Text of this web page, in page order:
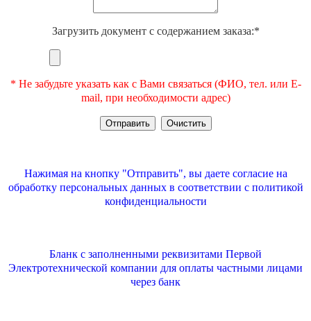
Загрузить документ с содержанием заказа:*
* Не забудьте указать как с Вами связаться (ФИО, тел. или E-
mail, при необходимости адрес)
Нажимая на кнопку "Отправить", вы даете согласие на
обработку персональных данных в соответствии с политикой
конфиденциальности
Бланк с заполненными реквизитами Первой
Электротехнической компании для оплаты частными лицами
через банк